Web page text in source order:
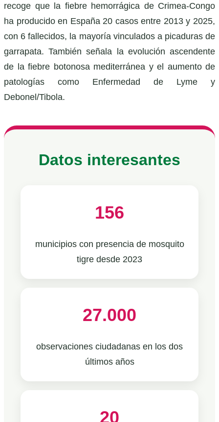
recoge que la fiebre hemorrágica de Crimea-Congo
ha producido en España 20 casos entre 2013 y 2025,
con 6 fallecidos, la mayoría vinculados a picaduras de
garrapata. También señala la evolución ascendente
de la fiebre botonosa mediterránea y el aumento de
patologías como Enfermedad de Lyme y
Debonel/Tibola.
Datos interesantes
156
municipios con presencia de mosquito
tigre desde 2023
27.000
observaciones ciudadanas en los dos
últimos años
20